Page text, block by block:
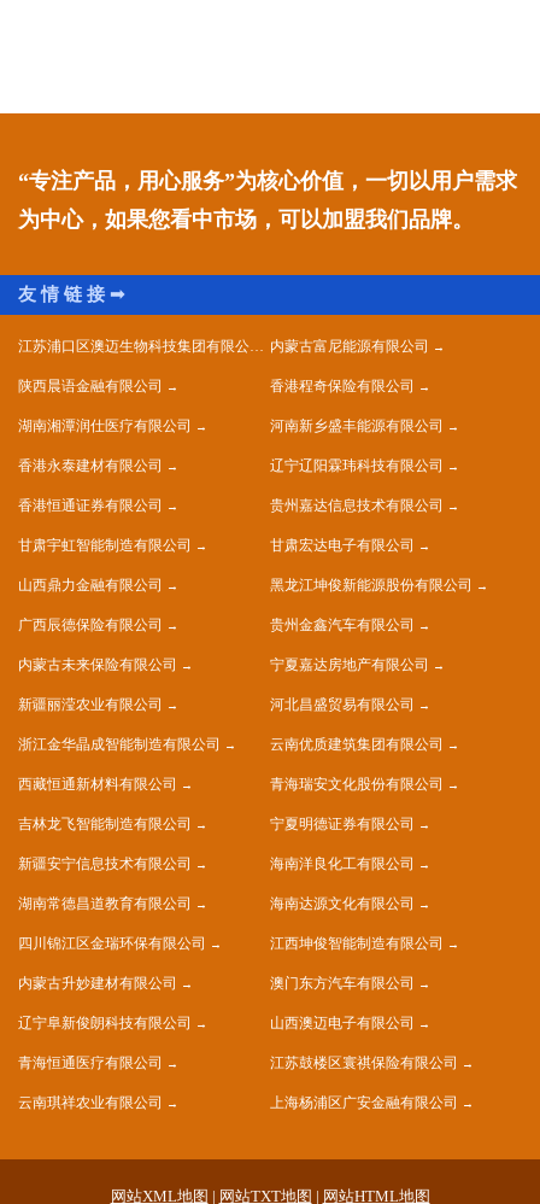
“专注产品，用心服务”为核心价值，一切以用户需求
为中心，如果您看中市场，可以加盟我们品牌。
江苏浦口区澳迈生物科技集团有限公司 内蒙古富尼能源有限公司
陕西晨语金融有限公司 香港程奇保险有限公司
湖南湘潭润仕医疗有限公司 河南新乡盛丰能源有限公司
香港永泰建材有限公司 辽宁辽阳霖玮科技有限公司
香港恒通证券有限公司 贵州嘉达信息技术有限公司
甘肃宇虹智能制造有限公司 甘肃宏达电子有限公司
山西鼎力金融有限公司 黑龙江坤俊新能源股份有限公司
广西辰德保险有限公司 贵州金鑫汽车有限公司
内蒙古未来保险有限公司 宁夏嘉达房地产有限公司
新疆丽滢农业有限公司 河北昌盛贸易有限公司
浙江金华晶成智能制造有限公司 云南优质建筑集团有限公司
西藏恒通新材料有限公司 青海瑞安文化股份有限公司
吉林龙飞智能制造有限公司 宁夏明德证券有限公司
新疆安宁信息技术有限公司 海南洋良化工有限公司
湖南常德昌道教育有限公司 海南达源文化有限公司
四川锦江区金瑞环保有限公司 江西坤俊智能制造有限公司
内蒙古升妙建材有限公司 澳门东方汽车有限公司
辽宁阜新俊朗科技有限公司 山西澳迈电子有限公司
青海恒通医疗有限公司 江苏鼓楼区寰祺保险有限公司
云南琪祥农业有限公司 上海杨浦区广安金融有限公司
网站XML地图 | 网站TXT地图 | 网站HTML地图